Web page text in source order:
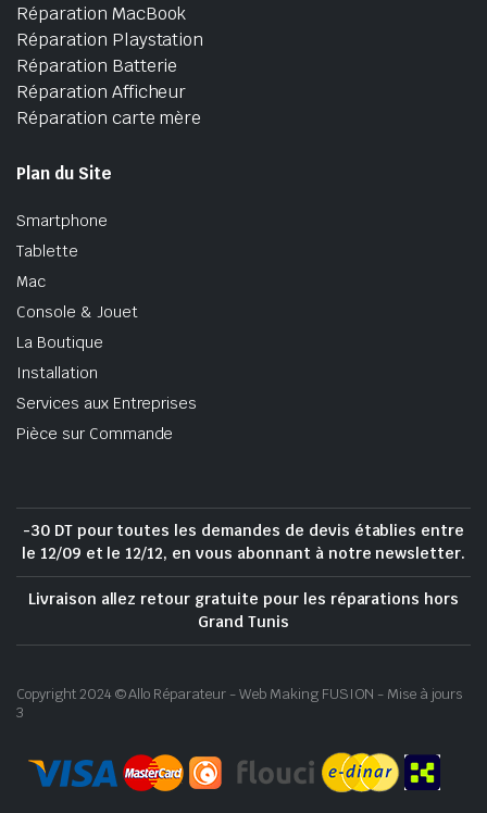
Réparation MacBook
Réparation Playstation
Réparation Batterie
Réparation Afficheur
Réparation carte mère
Plan du Site
Smartphone
Tablette
Mac
Console & Jouet
La Boutique
Installation
Services aux Entreprises
Pièce sur Commande
-30 DT pour toutes les demandes de devis établies entre
le 12/09 et le 12/12, en vous abonnant à notre newsletter.
Livraison allez retour gratuite pour les réparations hors
Grand Tunis
Copyright 2024 © Allo Réparateur - Web Making FUSION - Mise à jours
3